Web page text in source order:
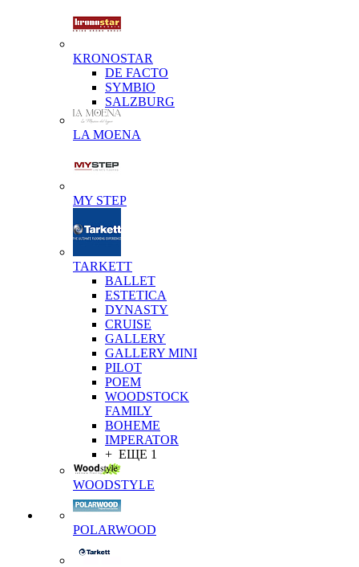
KRONOSTAR
DE FACTO
SYMBIO
SALZBURG
LA MOENA
MY STEP
TARKETT
BALLET
ESTETICA
DYNASTY
CRUISE
GALLERY
GALLERY MINI
PILOT
POEM
WOODSTOCK
FAMILY
BOHEME
IMPERATOR
+ ЕЩЕ 1
WOODSTYLE
POLARWOOD